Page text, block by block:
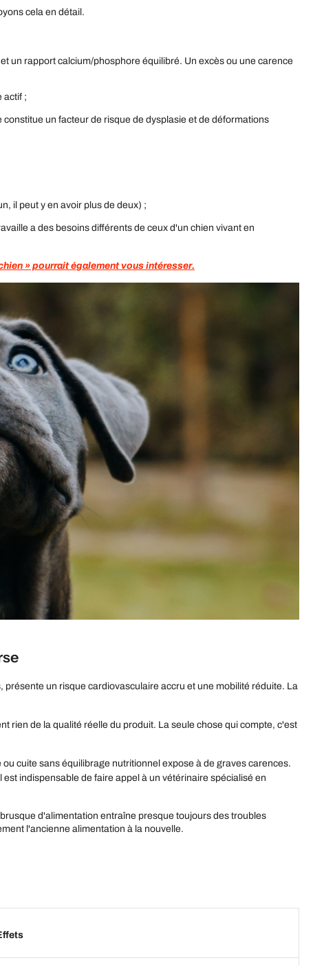
cela en détail.
un rapport calcium/phosphore équilibré. Un excès ou une carence
actif ;
un facteur de risque de dysplasie et de déformations
il peut y en avoir plus de deux) ;
a des besoins différents de ceux d'un chien vivant en
» pourrait également vous intéresser.
un risque cardiovasculaire accru et une mobilité réduite. La
rien de la qualité réelle du produit. La seule chose qui compte, c'est
ou cuite sans équilibrage nutritionnel expose à de graves carences.
indispensable de faire appel à un vétérinaire spécialisé en
d'alimentation entraîne presque toujours des troubles
l'ancienne alimentation à la nouvelle.